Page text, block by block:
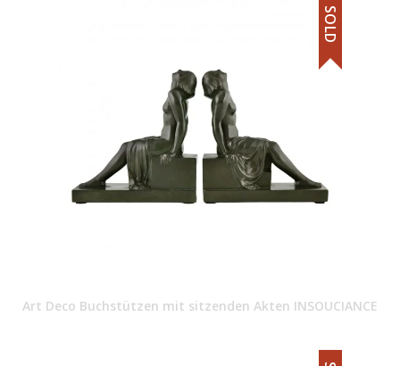
Art Deco Buchstützen mit sitzenden Akten INSOUCIANCE
SOLD